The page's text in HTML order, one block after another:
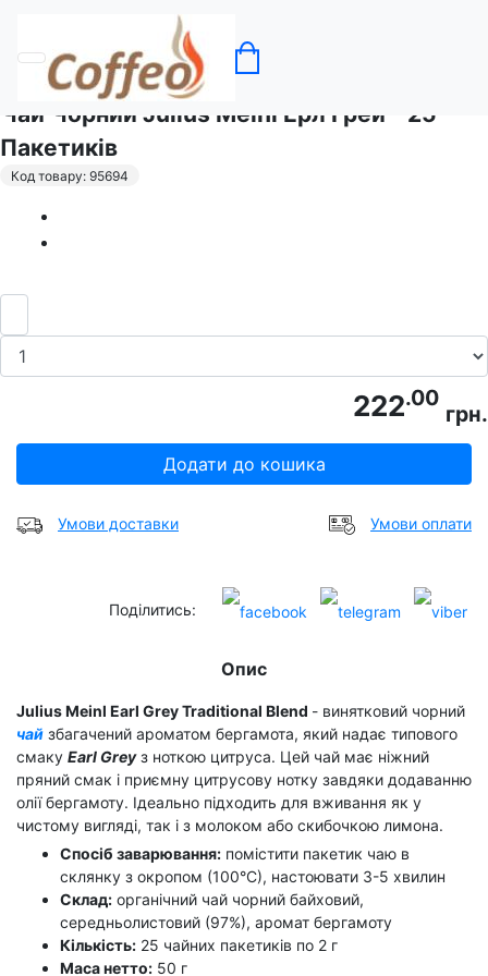
Чай Чорний Julius Meinl Ерл Ґрей - 25
Пакетиків
Код товару: 95694
222.00
грн.
Додати до кошика
Умови доставки Умови оплати
Поділитись:
Опис
Julius Meinl Earl Grey Traditional Blend - винятковий чорний
чай ​збагачений ароматом бергамота, який надає типового
смаку Earl Greyз ноткою цитруса. Цей чай має ніжний
пряний смак і приємну цитрусову нотку завдяки додаванню
олії бергамоту. Ідеально підходить для вживання як у
чистому вигляді, так і з молоком або скибочкою лимона.
Спосіб заварювання: помістити пакетик чаю в
склянку з окропом (100°С), настоювати 3-5 хвилин
Склад: органічний чай чорний байховий,
середньолистовий (97%), аромат бергамоту
Кількість: 25 чайних пакетиків по 2 г
Маса нетто: 50 г